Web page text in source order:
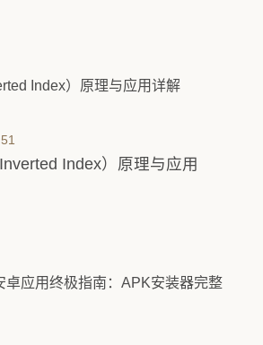
Index）原理与应用